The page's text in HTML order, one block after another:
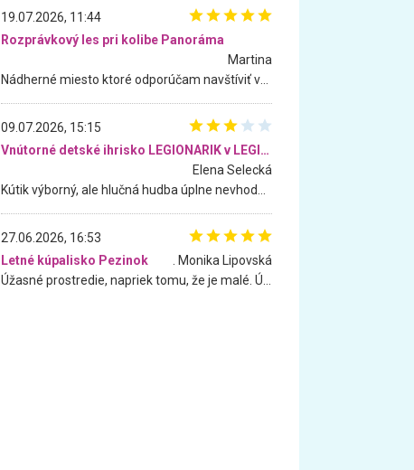
19.07.2026, 11:44
Rozprávkový les pri kolibe Panoráma
Martina
09.07.2026, 15:15
Vnútorné detské ihrisko LEGIONARIK v LEGIA Fitness
Elena Selecká
27.06.2026, 16:53
Letné kúpalisko Pezinok
. Monika Lipovská